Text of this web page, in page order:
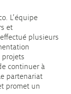
L’équipe
et
plusieurs
projets
continuer à
partenariat
promet un